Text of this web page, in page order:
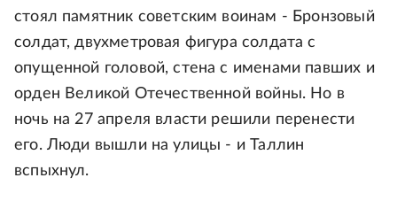
стоял памятник советским воинам - Бронзовый
солдат, двухметровая фигура солдата с
опущенной головой, стена с именами павших и
орден Великой Отечественной войны. Но в
ночь на 27 апреля власти решили перенести
его. Люди вышли на улицы - и Таллин
вспыхнул.